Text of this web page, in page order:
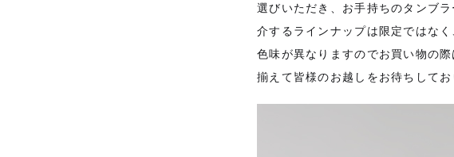
選びいただき、お手持ちのタンブ
介するラインナップは限定ではな
色味が異なりますのでお買い物の
揃えて皆様のお越しをお待ちしてお